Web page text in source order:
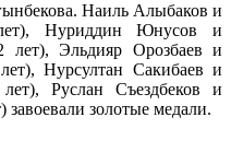
Наиль Алыбаков и
Нуриддин Юнусов и
Эльдияр Орозбаев и
Нурсултан Сакибаев и
Руслан Съездбеков и
золотые медали.